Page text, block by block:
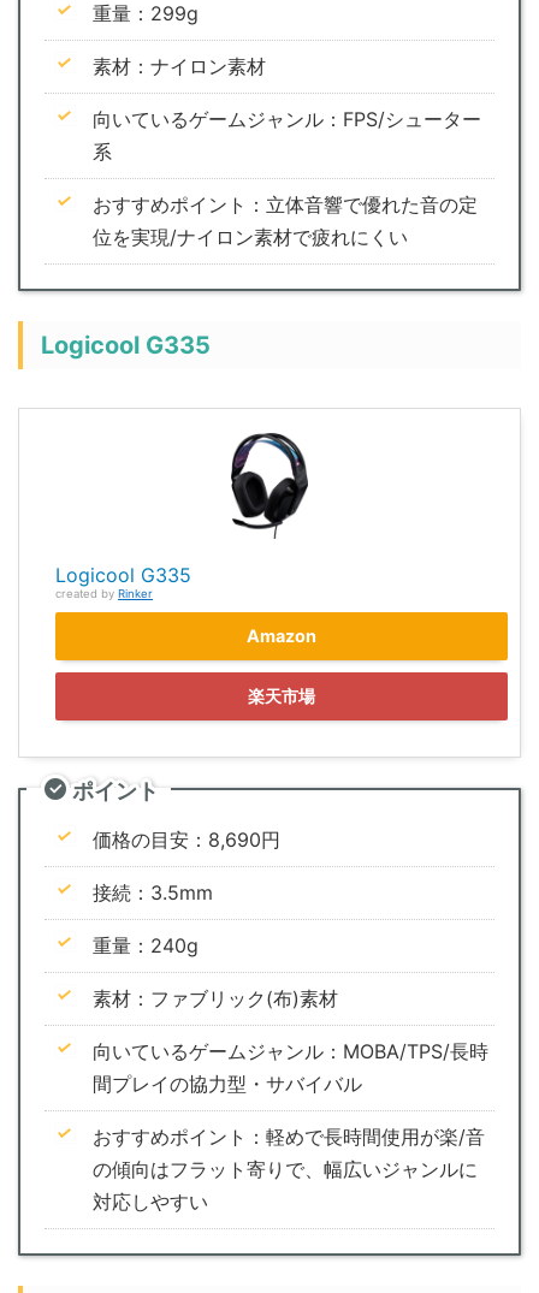
重量：299g
素材：ナイロン素材
向いているゲームジャンル：FPS/シューター
系
おすすめポイント：立体音響で優れた音の定
位を実現/ナイロン素材で疲れにくい
Logicool G335
Logicool G335
created by Rinker
Amazon
楽天市場
ポイント
価格の目安：8,690円
接続：3.5mm
重量：240g
素材：ファブリック(布)素材
向いているゲームジャンル：MOBA/TPS/長時
間プレイの協力型・サバイバル
おすすめポイント：軽めで長時間使用が楽/音
の傾向はフラット寄りで、幅広いジャンルに
対応しやすい